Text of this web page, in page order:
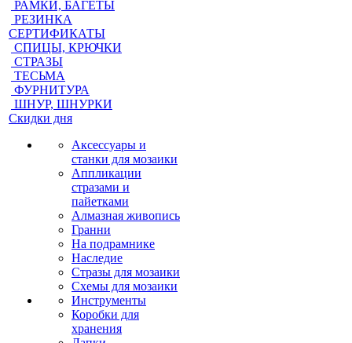
РАМКИ, БАГЕТЫ
РЕЗИНКА
СЕРТИФИКАТЫ
СПИЦЫ, КРЮЧКИ
СТРАЗЫ
ТЕСЬМА
ФУРНИТУРА
ШНУР, ШНУРКИ
Скидки дня
Аксессуары и
станки для мозаики
Аппликации
стразами и
пайетками
Алмазная живопись
Гранни
На подрамнике
Наследие
Стразы для мозаики
Схемы для мозаики
Инструменты
Коробки для
хранения